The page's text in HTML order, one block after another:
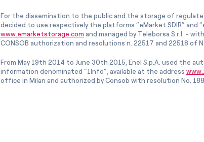
For the dissemination to the public and the storage of
decided to use respectively the platforms “eMarket SDIR” and
www.emarketstorage.com and managed by Teleborsa S.r.l. -
CONSOB authorization and resolutions n. 22517 and 22518 of
From May 19th 2014 to June 30th 2015, Enel S.p.A. used the
information denominated “1Info”, available at the address
office in Milan and authorized by Consob with resolution No.